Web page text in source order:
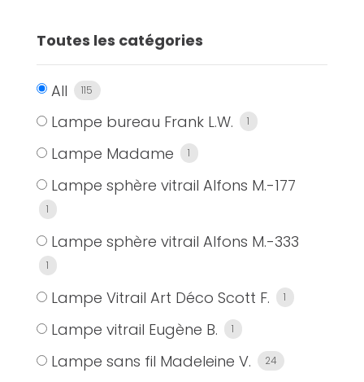
Toutes les catégories
All 115
Lampe bureau Frank L.W. 1
Lampe Madame 1
Lampe sphère vitrail Alfons M.-177
1
Lampe sphère vitrail Alfons M.-333
1
Lampe Vitrail Art Déco Scott F. 1
Lampe vitrail Eugène B. 1
Lampe sans fil Madeleine V. 24